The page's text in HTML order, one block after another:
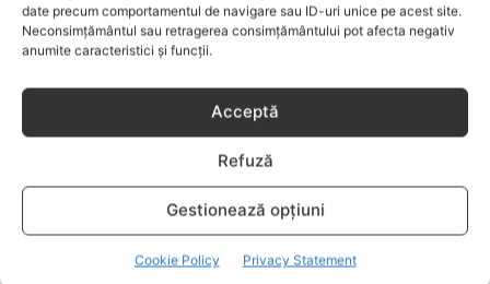
date precum comportamentul de navigare sau ID-uri unice pe acest site.
Neconsimțământul sau retragerea consimțământului pot afecta negativ
anumite caracteristici și funcții.
Acceptă
Refuză
Gestionează opțiuni
Cookie Policy Privacy Statement
sigură. În cele 84 de secțuni vă stârnim, lună de lună,
curiozitatea, fie că sunteţi animaţi de dorinţa de a avea un
copil, fie deja aţi împărtăşit bucuria primelor clipe,
vor deveni parte a unor experienţe de viaţă trăite de
mămici, vor fi puşi la curent cu cele mai noi măsuri
legislative care să le asigure siguranţa şi stabilitatea
familiei. Cititorii se vor bucura să afle despre povestea
frumoasă de viață a unei mămici celebre – Elena Băsescu,
într-un interviu acordat în exclusivitate revistei Bebelu,vor
fi puşi în temă cu ultimele tendinţe în materie de frumuseţe,
diete şi modă parcurgând atent şi rubricile permanente